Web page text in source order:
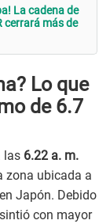
La cadena de
cerrará más de
Lo que
de 6.7
las 6.22 a. m.
zona ubicada a
Japón. Debido
con mayor